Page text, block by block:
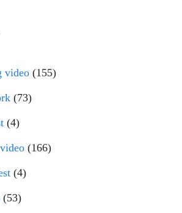
video (155)
(73)
(4)
(166)
(4)
(53)